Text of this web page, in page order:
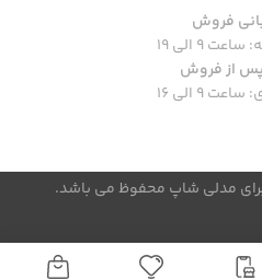
فروش
9 الی 19
از فروش
9 الی 16
مدلی شاپ محفوظ می باشد.